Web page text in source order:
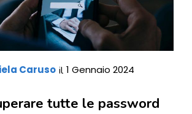
Caruso il 1 Gennaio 2024
tutte le password